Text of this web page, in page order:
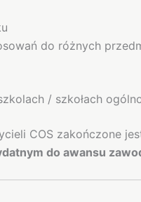
do różnych
/ szkołach
COS zakończone
do awansu